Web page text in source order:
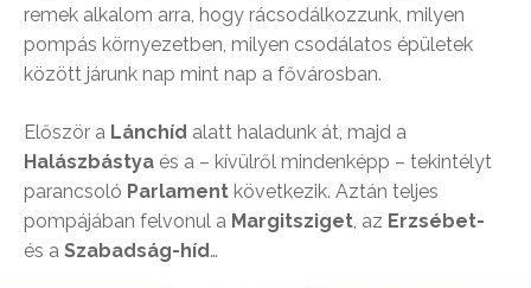
remek alkalom arra, hogy rácsodálkozzunk, milyen
pompás környezetben, milyen csodálatos épületek
között járunk nap mint nap a fővárosban.
Először a Lánchíd alatt haladunk át, majd a
Halászbástya és a – kívülről mindenképp – tekintélyt
parancsoló Parlament következik. Aztán teljes
pompájában felvonul a Margitsziget, az Erzsébet-
és a Szabadság-híd…